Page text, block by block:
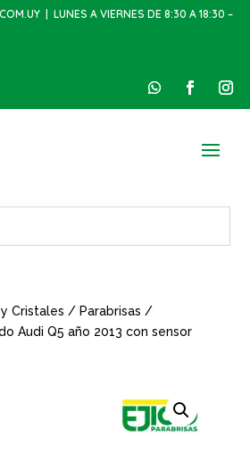
| LUNES A VIERNES DE 8:30 A 18:30 –
Cristales / Parabrisas /
Audi Q5 año 2013 con sensor